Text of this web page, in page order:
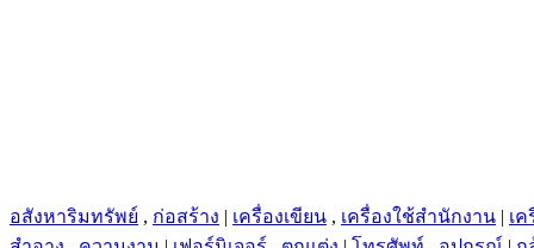
อสังหาริมทรัพย์ , ก่อสร้าง | เครื่องเขียน , เครื่องใช้สำนักงาน | เ